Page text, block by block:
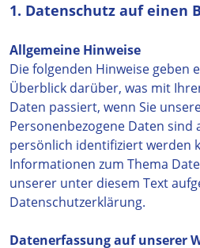
1. Datenschutz auf einen
Allgemeine Hinweise
Die folgenden Hinweise geben
Überblick darüber, was mit
Daten passiert, wenn Sie
Personenbezogene Daten sind
persönlich identifiziert werden
Informationen zum Thema
unserer unter diesem Text
Datenschutzerklärung.
Datenerfassung auf unserer